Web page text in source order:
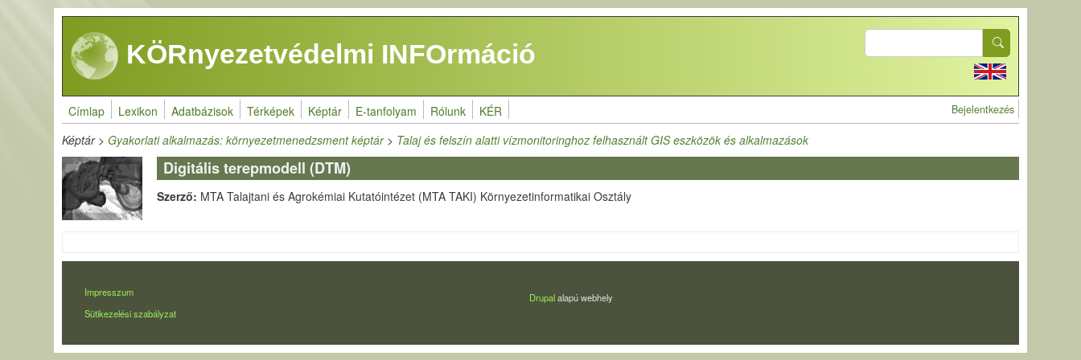
Ugrás a tartalomra
KÖRnyezetvédelmi INFOrmáció
Search
Címlap Lexikon Adatbázisok Térképek Képtár E-tanfolyam Rólunk KÉR User account
Bejelentkezés
Képtár>Gyakorlati alkalmazás: környezetmenedzsment képtár> Talaj és felszín alatti vízmonitoringhoz felhasznált GIS eszközök és alkalmazások
Digitális terepmodell (DTM)
Szerző: MTA Talajtani és Agrokémiai Kutatóintézet (MTA TAKI) Környezetinformatikai Osztály
LÁBLÉC
Impresszum
Sütikezelési szabályzat
Drupalalapú webhely